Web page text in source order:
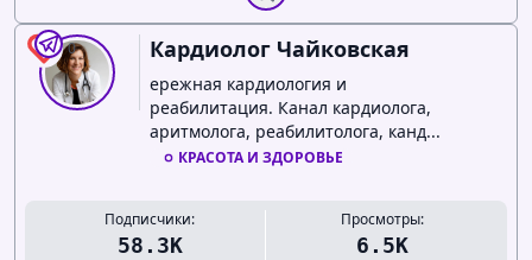
0 Кардиолог Чайковская
ережная кардиология и
реабилитация. Канал кардиолога,
аритмолога, реабилитолога, канд...
КРАСОТА И ЗДОРОВЬЕ
Подписчики:
58.3K
Просмотры:
6.5K